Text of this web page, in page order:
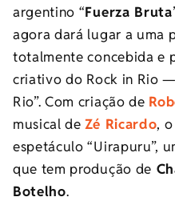
argentino “Fuerza Bruta
agora dará lugar a uma
totalmente concebida e
criativo do Rock in Rio
Rio”. Com criação de
musical deZé Ricardo,
espetáculo “Uirapuru”,
que tem produção de
Botelho.